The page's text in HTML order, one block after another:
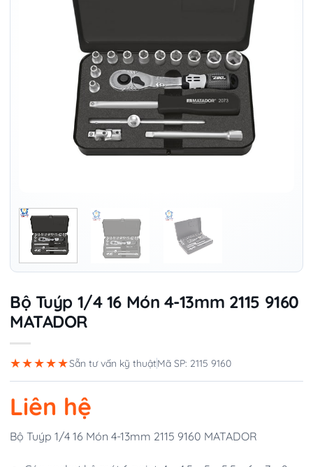
Bộ Tuýp 1/4 16 Món 4-13mm 2115 9160
MATADOR
★★★★★Sẵn tư vấn kỹ thuậtMã SP: 2115 9160
Liên hệ
Bộ Tuýp 1/4 16 Món 4-13mm 2115 9160 MATADOR